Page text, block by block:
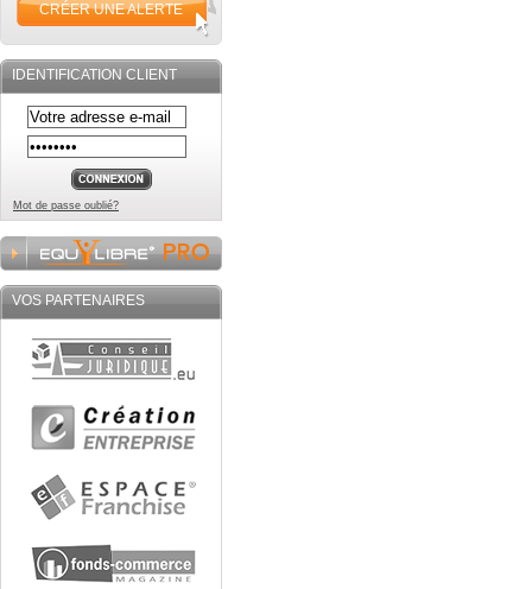
CRÉER UNE ALERTE
IDENTIFICATION CLIENT
Mot de passe oublié?
VOS PARTENAIRES